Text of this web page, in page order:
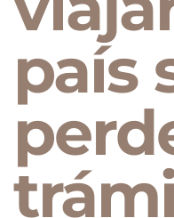
país